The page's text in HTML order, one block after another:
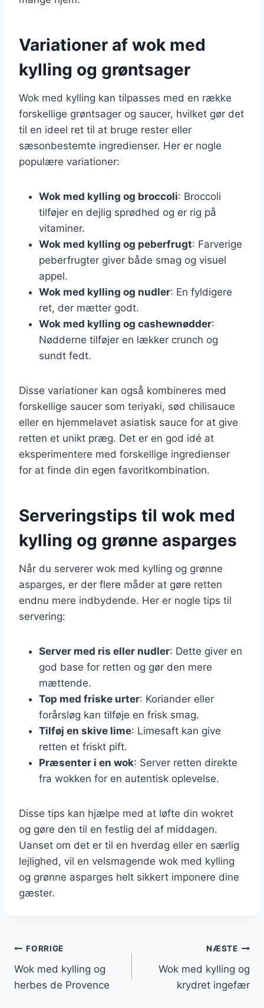
Variationer af wok med
kylling og grøntsager
Wok med kylling kan tilpasses med en række
forskellige grøntsager og saucer, hvilket gør det
til en ideel ret til at bruge rester eller
sæsonbestemte ingredienser. Her er nogle
populære variationer:
Wok med kylling og broccoli: Broccoli
tilføjer en dejlig sprødhed og er rig på
vitaminer.
Wok med kylling og peberfrugt: Farverige
peberfrugter giver både smag og visuel
appel.
Wok med kylling og nudler: En fyldigere
ret, der mætter godt.
Wok med kylling og cashewnødder:
Nødderne tilføjer en lækker crunch og
sundt fedt.
Disse variationer kan også kombineres med
forskellige saucer som teriyaki, sød chilisauce
eller en hjemmelavet asiatisk sauce for at give
retten et unikt præg. Det er en god idé at
eksperimentere med forskellige ingredienser
for at finde din egen favoritkombination.
Serveringstips til wok med
kylling og grønne asparges
Når du serverer wok med kylling og grønne
asparges, er der flere måder at gøre retten
endnu mere indbydende. Her er nogle tips til
servering:
Server med ris eller nudler: Dette giver en
god base for retten og gør den mere
mættende.
Top med friske urter: Koriander eller
forårsløg kan tilføje en frisk smag.
Tilføj en skive lime: Limesaft kan give
retten et friskt pift.
Præsenter i en wok: Server retten direkte
fra wokken for en autentisk oplevelse.
Disse tips kan hjælpe med at løfte din wokret
og gøre den til en festlig del af middagen.
Uanset om det er til en hverdag eller en særlig
lejlighed, vil en velsmagende wok med kylling
og grønne asparges helt sikkert imponere dine
gæster.
Indlægsnavigation
FORRIGE
Wok med kylling og
herbes de Provence
NÆSTE
Wok med kylling og
krydret ingefær